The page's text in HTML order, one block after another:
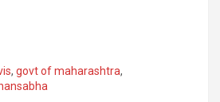
, govt of maharashtra,